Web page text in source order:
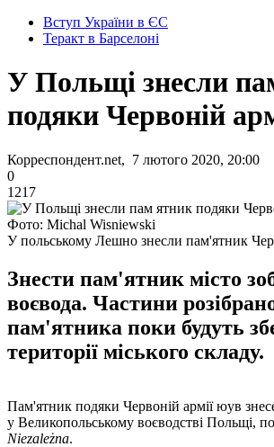
Вступ України в ЄС
Теракт в Барселоні
У Польщі знесли
подяки Червоній
Корреспондент.net, 7 лютого 2020, 20:00
0
1217
Фото: Michal Wisniewski
У польському Лешно знесли пам'ятник
Знести пам'ятник місто
воєвода. Частини
пам'ятника поки будуть
території міського складу.
Пам'ятник подяки Червоній армії юув
у Великопольському воєводстві Польщі,
Niezależna.